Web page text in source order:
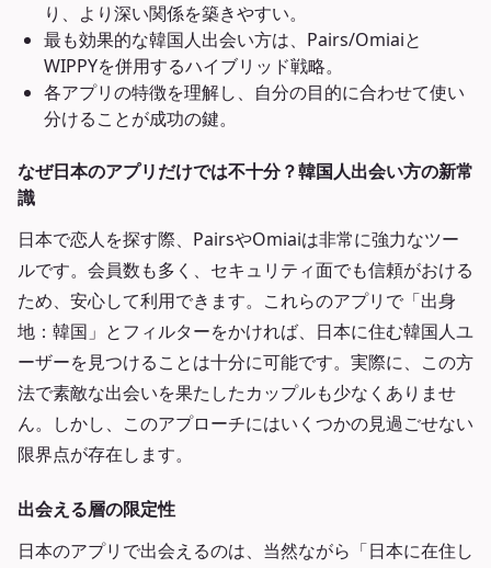
り、より深い関係を築きやすい。
最も効果的な韓国人出会い方は、Pairs/Omiaiと
WIPPYを併用するハイブリッド戦略。
各アプリの特徴を理解し、自分の目的に合わせて使い
分けることが成功の鍵。
なぜ日本のアプリだけでは不十分？韓国人出会い方の新常
識
日本で恋人を探す際、PairsやOmiaiは非常に強力なツー
ルです。会員数も多く、セキュリティ面でも信頼がおける
ため、安心して利用できます。これらのアプリで「出身
地：韓国」とフィルターをかければ、日本に住む韓国人ユ
ーザーを見つけることは十分に可能です。実際に、この方
法で素敵な出会いを果たしたカップルも少なくありませ
ん。しかし、このアプローチにはいくつかの見過ごせない
限界点が存在します。
出会える層の限定性
日本のアプリで出会えるのは、当然ながら「日本に在住し